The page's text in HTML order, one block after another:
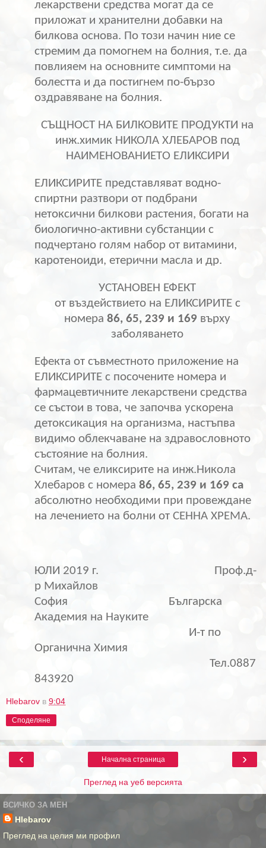
лекарствени средства могат да се
приложат и хранителни добавки на
билкова основа. По този начин ние се
стремим да помогнем на болния, т.е. да
повлияем на основните симптоми на
болестта и да постигнем по-бързо
оздравяване на болния.
СЪЩНОСТ НА БИЛКОВИТЕ ПРОДУКТИ на
инж.химик НИКОЛА ХЛЕБАРОВ под
НАИМЕНОВАНИЕТО ЕЛИКСИРИ
ЕЛИКСИРИТЕ представляват водно-
спиртни разтвори от подбрани
нетоксични билкови растения, богати на
биологично-активни субстанции с
подчертано голям набор от витамини,
каротеноиди, етерични масла и др.
УСТАНОВЕН ЕФЕКТ
от въздействието на ЕЛИКСИРИТЕ с
номера 86, 65, 239 и 169 върху
заболяването
Ефекта от съвместното приложение на
ЕЛИКСИРИТЕ с посочените номера и
фармацевтичните лекарствени средства
се състои в това, че започва ускорена
детоксикация на организма, настъпва
видимо облекчаване на здравословното
състояние на болния.
Считам, че еликсирите на инж.Никола
Хлебаров с номера 86, 65, 239 и 169 са
абсолютно необходими при провеждане
на лечението на болни от СЕННА ХРЕМА.
ЮЛИ 2019 г.
Проф.д-
р Михайлов
София
Българска
Академия на Науките
И-т по
Органична Химия
Тел.0887
843920
Hlebarov в 9:04
Споделяне
‹ ›
Начална страница
Преглед на уеб версията
ВСИЧКО ЗА МЕН
Hlebarov
Преглед на целия ми профил